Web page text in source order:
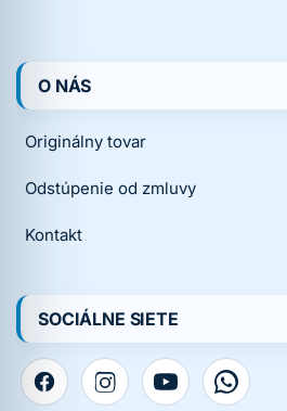
O NÁS
Originálny tovar
Odstúpenie od zmluvy
Kontakt
SOCIÁLNE SIETE